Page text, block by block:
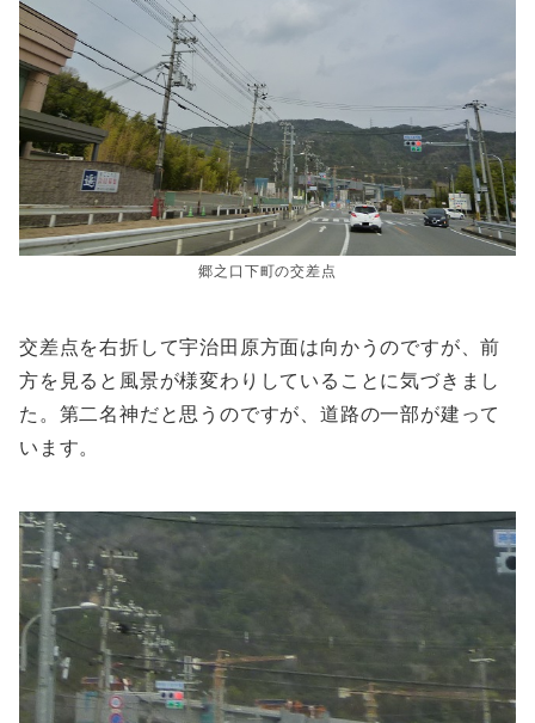
郷之口下町の交差点
交差点を右折して宇治田原方面は向かうのですが、前
方を見ると風景が様変わりしていることに気づきまし
た。第二名神だと思うのですが、道路の一部が建って
います。